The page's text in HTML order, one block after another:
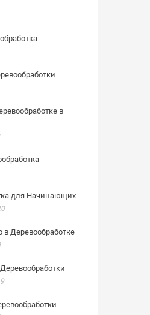
в
для Начинающих
Деревообработке